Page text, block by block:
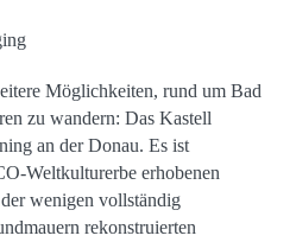
Möglichkeiten, rund um Bad
zu wandern: Das Kastell
an der Donau. Es ist
Weltkulturerbe erhobenen
wenigen vollständig
rekonstruierten